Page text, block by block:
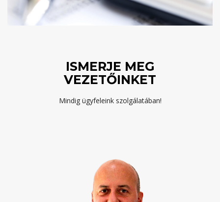
ISMERJE MEG
VEZETŐINKET
Mindig ügyfeleink szolgálatában!